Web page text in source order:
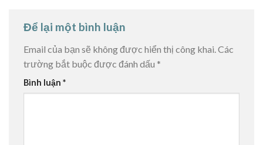
Để lại một bình luận
Email của bạn sẽ không được hiển thị công khai.Các
trường bắt buộc được đánh dấu *
Bình luận *